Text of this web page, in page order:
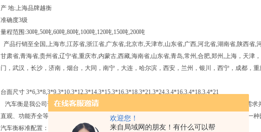
欢迎您！
来自局域网的朋友！有什么可以帮
产 地:上海品牌越衡
准确度3级
量程范围:30吨,50吨,60吨,80吨,100吨,120吨,150吨,200吨
产品行销至全国,上海市,江苏省,浙江省,广东省,北京市,天津市,山东省,广西,河北省,湖南省,陕西省
甘肃省,青海省,贵州省,辽宁省,重庆市,内蒙古,西藏,海南省,山东省,青岛,常州,合肥,郑州,上海，天津
门，武汉，长沙，济南，烟台，大同，南宁，大连，哈尔滨，西安，兰州，银川，西宁，成都，重
台面尺寸 3*6,3*8,3*9,3*10,3*12,3*14,3*15,3*16,3*18,3*21,3*24,3.4*16,3.4*18,3.4*21
汽车衡是我公司设计开发的一个新产品。该项目是本公司根据国内衡器市场发展趋势和用户需
直观、功能齐全等特点，适用于工业、商业、建筑、仓储、货站、集贸市场等行业的计量，是一种
汽车衡标准配置：